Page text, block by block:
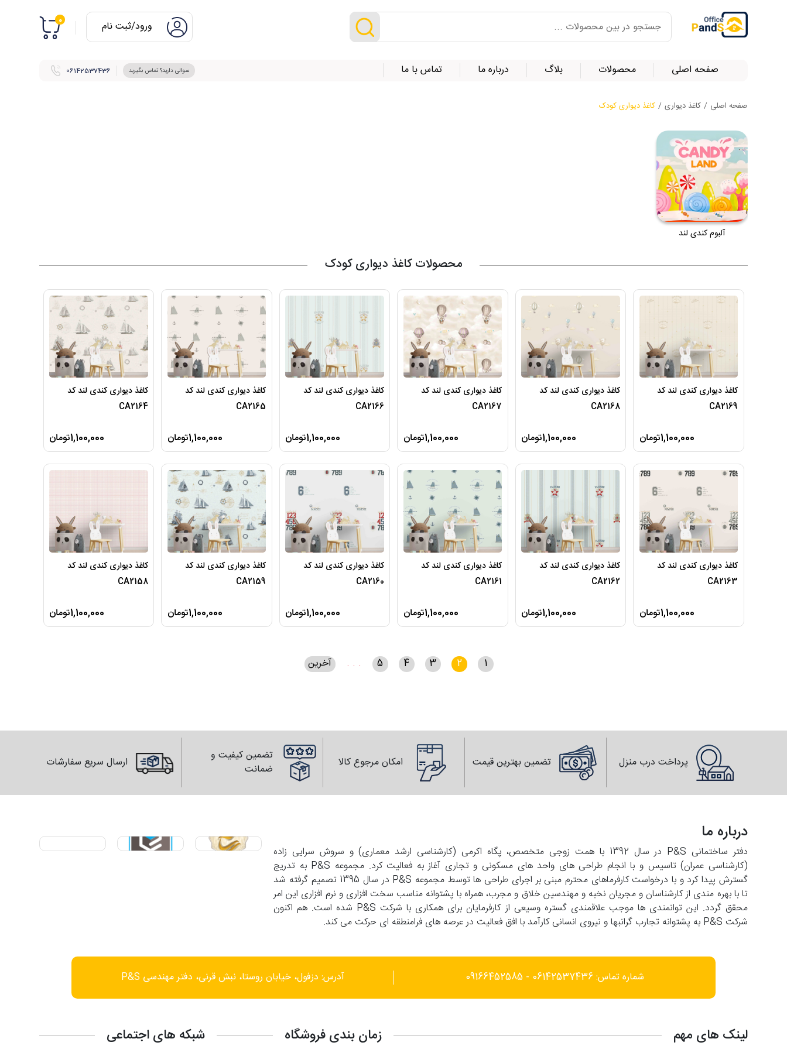
0 ورود/ثبت نام
صفحه اصلی محصولات بلاگ درباره ما تماس با ما 06142537436 سوالی دارید؟ تماس بگیرید
صفحه اصلی / کاغذ دیواری / کاغذ دیواری کودک
آلبوم کندی لند
محصولات کاغذ دیواری کودک
کاغذ دیواری کندی لند کد
CA2169
1,100,000تومان
کاغذ دیواری کندی لند کد
CA2168
1,100,000تومان
کاغذ دیواری کندی لند کد
CA2167
1,100,000تومان
کاغذ دیواری کندی لند کد
CA2166
1,100,000تومان
کاغذ دیواری کندی لند کد
CA2165
1,100,000تومان
کاغذ دیواری کندی لند کد
CA2164
1,100,000تومان
کاغذ دیواری کندی لند کد
CA2163
1,100,000تومان
کاغذ دیواری کندی لند کد
CA2162
1,100,000تومان
کاغذ دیواری کندی لند کد
CA2161
1,100,000تومان
کاغذ دیواری کندی لند کد
CA2160
1,100,000تومان
کاغذ دیواری کندی لند کد
CA2159
1,100,000تومان
کاغذ دیواری کندی لند کد
CA2158
1,100,000تومان
1
2
3
4
5
. . . آخرین
پرداخت درب منزل تضمین بهترین قیمت امکان مرجوع کالا
تضمین کیفیت و
ضمانت
ارسال سریع سفارشات
درباره ما
دفتر ساختمانی P&S در سال 1392 با همت زوجی متخصص، پگاه اکرمی (کارشناسی ارشد معماری) و سروش سرایی زاده
(کارشناسی عمران) تاسیس و با انجام طراحی های واحد های مسکونی و تجاری آغاز به فعالیت کرد. مجموعه P&S به تدریج
گسترش پیدا کرد و با درخواست کارفرماهای محترم مبنی بر اجرای طراحی ها توسط مجموعه P&S در سال 1395 تصمیم گرفته شد
تا با بهره مندی از کارشناسان و مجریان نخبه و مهندسین خلاق و مجرب، همراه با پشتوانه مناسب سخت افزاری و نرم افزاری این امر
محقق گردد. این توانمندی ها موجب علاقمندی گستره وسیعی از کارفرمایان برای همکاری با شرکت P&S شده است. هم اکنون
شرکت P&S به پشتوانه تجارب گرانبها و نیروی انسانی کارآمد با افق فعالیت در عرصه های فرامنطقه ای حرکت می کند.
شماره تماس: 06142537436 - 09166452585 آدرس: دزفول، خیابان روستا، نبش قرنی، دفتر مهندسی P&S
لینک های مهم زمان بندی فروشگاه شبکه های اجتماعی